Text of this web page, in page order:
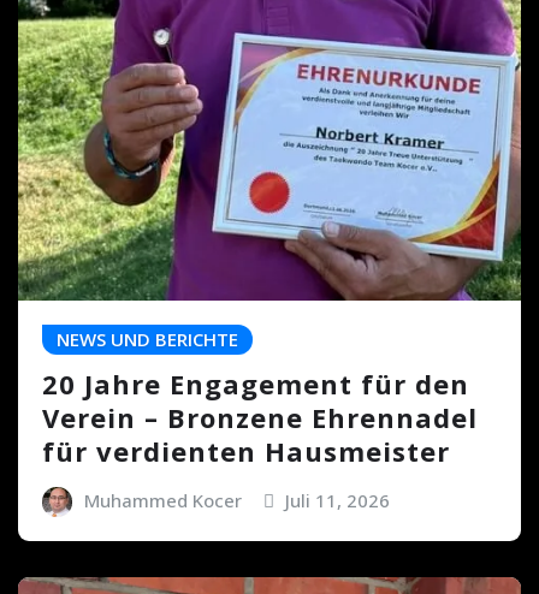
NEWS UND BERICHTE
20 Jahre Engagement für den
Verein – Bronzene Ehrennadel
für verdienten Hausmeister
Muhammed Kocer Juli 11, 2026